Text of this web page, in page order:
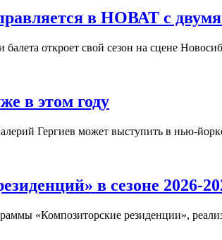
в НОВАТ с
откроет свой сезон на сцене
в этом году
Гергиев может выступить в нью-
в сезоне 2026-
«Композиторские резиденции»,